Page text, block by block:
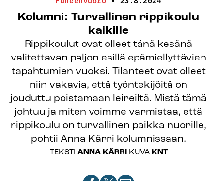
Kolumni: Turvallinen rippikoulu
kaikille
Rippikoulut ovat olleet tänä kesänä
valitettavan paljon esillä epämiellyttävien
tapahtumien vuoksi. Tilanteet ovat olleet
niin vakavia, että työntekijöitä on
jouduttu poistamaan leireiltä. Mistä tämä
johtuu ja miten voimme varmistaa, että
rippikoulu on turvallinen paikka nuorille,
pohtii Anna Kärri kolumnissaan.
TEKSTI ANNA KÄRRIKUVA KNT